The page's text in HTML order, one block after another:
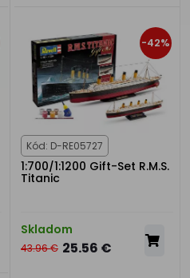
-42%
Kód: D-RE05727
1:700/1:1200 Gift-Set R.M.S.
Titanic
Skladom
43.96 € 25.56 €